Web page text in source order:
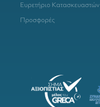
Ευρετήριο Κατασκευαστών
Προσφορές